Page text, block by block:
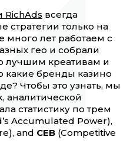
RichAds всегда
стратегии только на
лет работаем с
гео и собрали
лучшим креативам и
бренды казино
Чтобы это узнать, мы
аналитической
статистику по трем
Accumulated Power),
and CEB (Competitive